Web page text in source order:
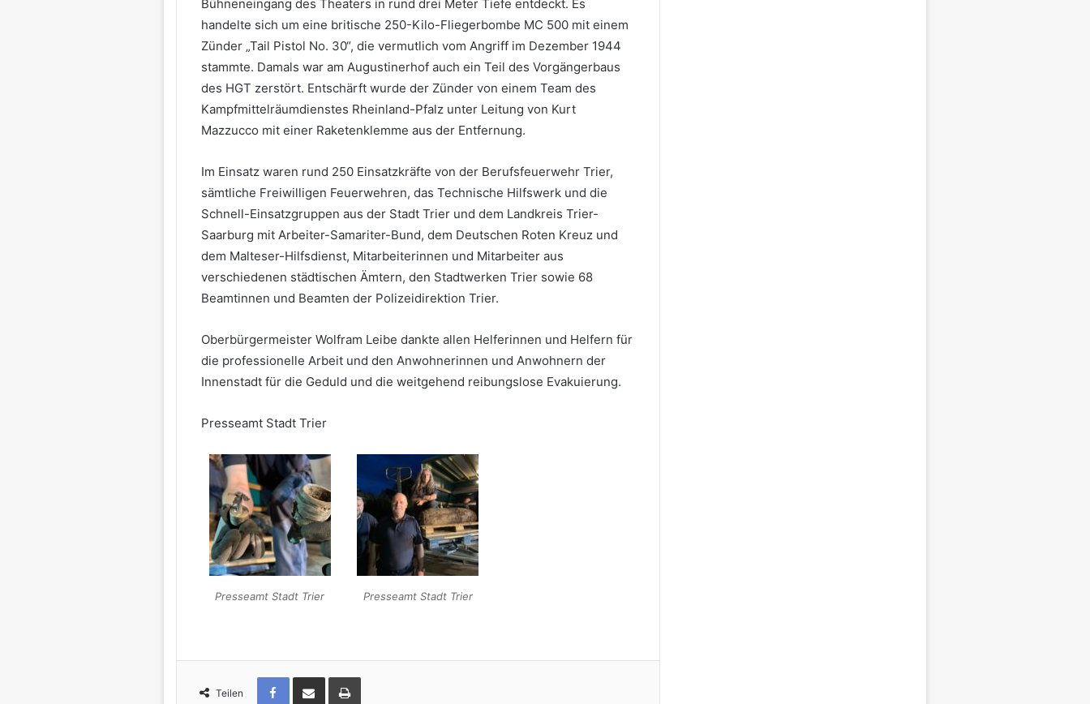
Bühneneingang des Theaters in rund drei Meter Tiefe entdeckt. Es
handelte sich um eine britische 250-Kilo-Fliegerbombe MC 500 mit einem
Zünder „Tail Pistol No. 30“, die vermutlich vom Angriff im Dezember 1944
stammte. Damals war am Augustinerhof auch ein Teil des Vorgängerbaus
des HGT zerstört. Entschärft wurde der Zünder von einem Team des
Kampfmittelräumdienstes Rheinland-Pfalz unter Leitung von Kurt
Mazzucco mit einer Raketenklemme aus der Entfernung.
Im Einsatz waren rund 250 Einsatzkräfte von der Berufsfeuerwehr Trier,
sämtliche Freiwilligen Feuerwehren, das Technische Hilfswerk und die
Schnell-Einsatzgruppen aus der Stadt Trier und dem Landkreis Trier-
Saarburg mit Arbeiter-Samariter-Bund, dem Deutschen Roten Kreuz und
dem Malteser-Hilfsdienst, Mitarbeiterinnen und Mitarbeiter aus
verschiedenen städtischen Ämtern, den Stadtwerken Trier sowie 68
Beamtinnen und Beamten der Polizeidirektion Trier.
Oberbürgermeister Wolfram Leibe dankte allen Helferinnen und Helfern für
die professionelle Arbeit und den Anwohnerinnen und Anwohnern der
Innenstadt für die Geduld und die weitgehend reibungslose Evakuierung.
Presseamt Stadt Trier
Presseamt Stadt Trier Presseamt Stadt Trier
Teilen